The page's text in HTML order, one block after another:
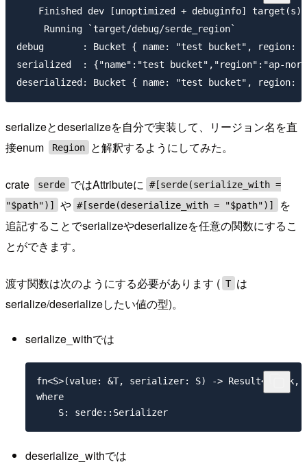
Finished dev [unoptimized + debuginfo] target(s)
     Running `target/debug/serde_region`
debug       : Bucket { name: "test bucket", region:
serialized  : {"name":"test bucket","region":"ap-
serializeとdeserializeを自分で実装して、リージョン名を直
接enum
Region と解釈するようにしてみた。
crate serde ではAttributeに #[serde(serialize_with =
"$path")]
や #[serde(deserialize_with = "$path")]
を
追記することでserializeやdeserializeを任意の関数にするこ
とができます。
渡す関数は次のようにする必要があります ( T は
serialize/deserializeしたい値の型)。
serialize_withでは
fn<S>(value: &T, serializer: S) -> Result<S::Ok,
where
    S: serde::Serializer
deserialize_withでは